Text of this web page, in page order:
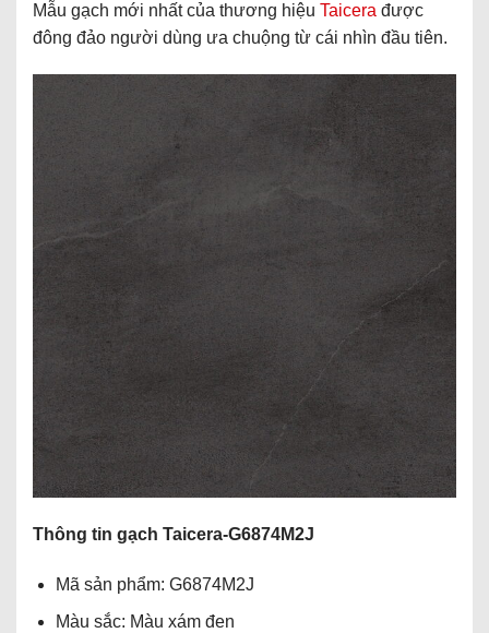
Mẫu gạch mới nhất của thương hiệu Taicera được
đông đảo người dùng ưa chuộng từ cái nhìn đầu tiên.
Thông tin gạch Taicera-G6874M2J
Mã sản phẩm: G6874M2J
Màu sắc: Màu xám đen